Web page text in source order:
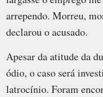
arrependo. Morreu,
declarou o acusado.
Apesar da atitude da
ódio, o caso será
latrocínio. Foram